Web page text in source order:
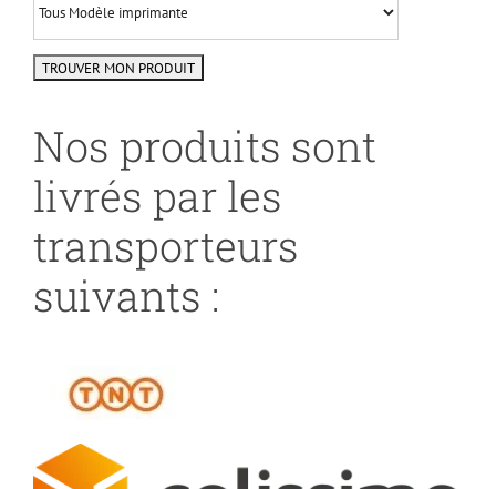
Nos produits sont
livrés par les
transporteurs
suivants :